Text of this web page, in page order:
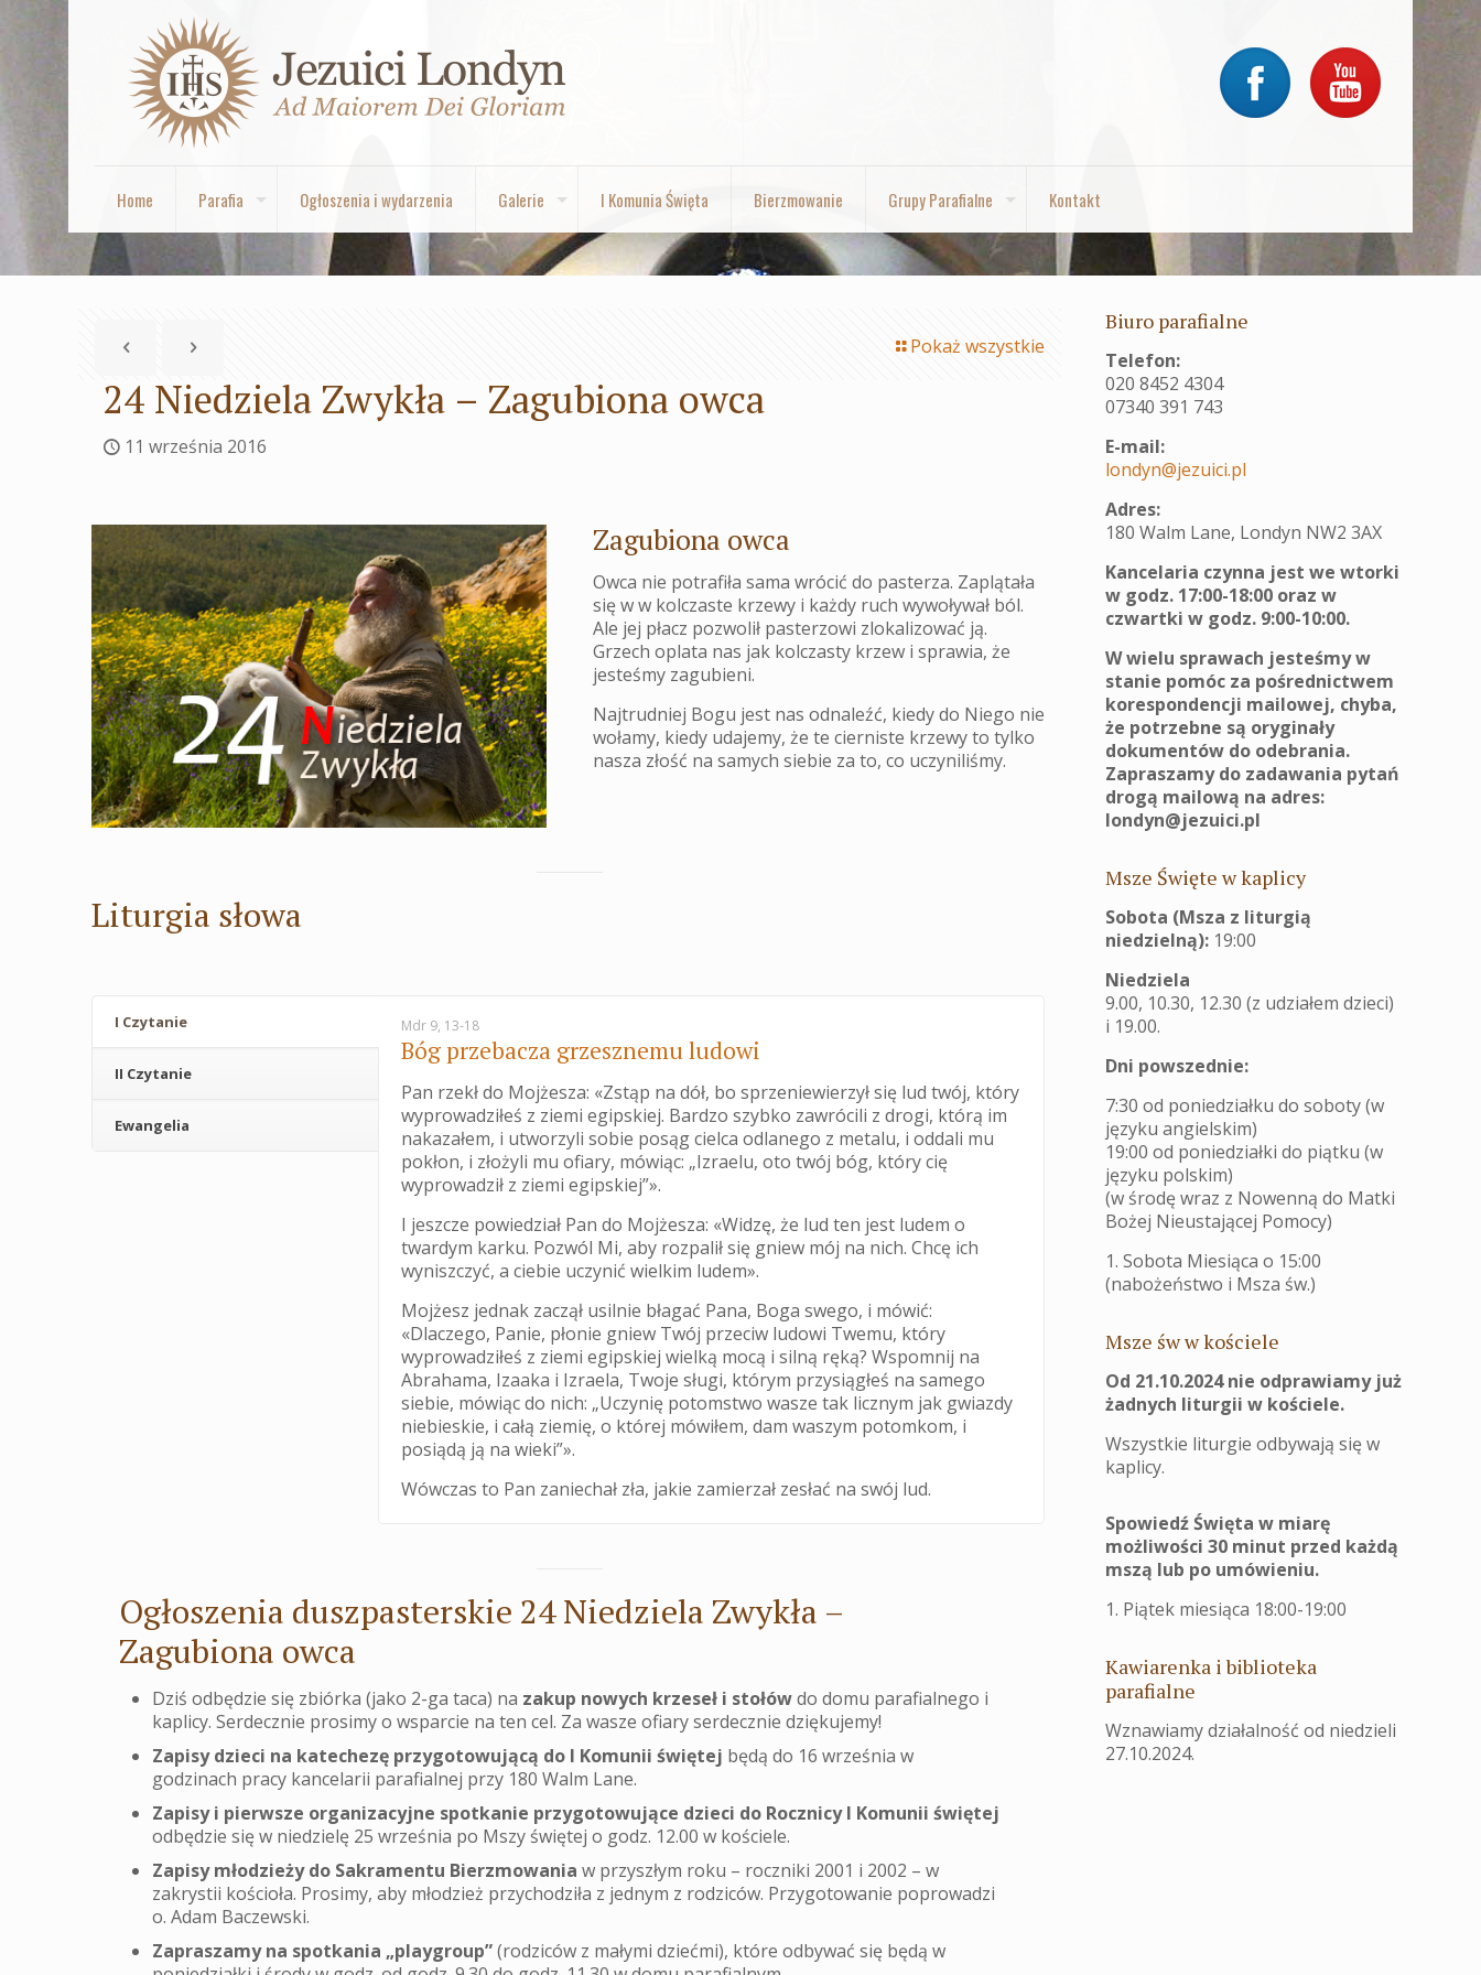
Home Parafia Ogłoszenia i wydarzenia Galerie I Komunia Święta Bierzmowanie Grupy Parafialne Kontakt
Pokaż wszystkie
24 Niedziela Zwykła – Zagubiona owca
11 września 2016
Zagubiona owca
Owca nie potrafiła sama wrócić do pasterza. Zaplątała
się w w kolczaste krzewy i każdy ruch wywoływał ból.
Ale jej płacz pozwolił pasterzowi zlokalizować ją.
Grzech oplata nas jak kolczasty krzew i sprawia, że
jesteśmy zagubieni.
Najtrudniej Bogu jest nas odnaleźć, kiedy do Niego nie
wołamy, kiedy udajemy, że te cierniste krzewy to tylko
nasza złość na samych siebie za to, co uczyniliśmy.
Liturgia słowa
I Czytanie
II Czytanie
Ewangelia
Mdr 9, 13-18
Bóg przebacza grzesznemu ludowi
Pan rzekł do Mojżesza: «Zstąp na dół, bo sprzeniewierzył się lud twój, który
wyprowadziłeś z ziemi egipskiej. Bardzo szybko zawrócili z drogi, którą im
nakazałem, i utworzyli sobie posąg cielca odlanego z metalu, i oddali mu
pokłon, i złożyli mu ofiary, mówiąc: „Izraelu, oto twój bóg, który cię
wyprowadził z ziemi egipskiej”».
I jeszcze powiedział Pan do Mojżesza: «Widzę, że lud ten jest ludem o
twardym karku. Pozwól Mi, aby rozpalił się gniew mój na nich. Chcę ich
wyniszczyć, a ciebie uczynić wielkim ludem».
Mojżesz jednak zaczął usilnie błagać Pana, Boga swego, i mówić:
«Dlaczego, Panie, płonie gniew Twój przeciw ludowi Twemu, który
wyprowadziłeś z ziemi egipskiej wielką mocą i silną ręką? Wspomnij na
Abrahama, Izaaka i Izraela, Twoje sługi, którym przysiągłeś na samego
siebie, mówiąc do nich: „Uczynię potomstwo wasze tak licznym jak gwiazdy
niebieskie, i całą ziemię, o której mówiłem, dam waszym potomkom, i
posiądą ją na wieki”».
Wówczas to Pan zaniechał zła, jakie zamierzał zesłać na swój lud.
Ogłoszenia duszpasterskie 24 Niedziela Zwykła –
Zagubiona owca
Dziś odbędzie się zbiórka (jako 2-ga taca) na zakup nowych krzeseł i stołówdo domu parafialnego i
kaplicy. Serdecznie prosimy o wsparcie na ten cel. Za wasze ofiary serdecznie dziękujemy!
Zapisy dzieci na katechezę przygotowującą do I Komunii świętej będą do 16 września w
godzinach pracy kancelarii parafialnej przy 180 Walm Lane.
Zapisy i pierwsze organizacyjne spotkanie przygotowujące dzieci do Rocznicy I Komunii świętej
odbędzie się w niedzielę 25 września po Mszy świętej o godz. 12.00 w kościele.
Zapisy młodzieży do Sakramentu Bierzmowania w przyszłym roku – roczniki 2001 i 2002 – w
zakrystii kościoła. Prosimy, aby młodzież przychodziła z jednym z rodziców. Przygotowanie poprowadzi
o. Adam Baczewski.
Zapraszamy na spotkania „playgroup”(rodziców z małymi dziećmi), które odbywać się będą w
Biuro parafialne
Telefon:
020 8452 4304
07340 391 743
E-mail:
londyn@jezuici.pl
Adres:
180 Walm Lane, Londyn NW2 3AX
Kancelaria czynna jest we wtorki
w godz. 17:00-18:00 oraz w
czwartki w godz. 9:00-10:00.
W wielu sprawach jesteśmy w
stanie pomóc za pośrednictwem
korespondencji mailowej, chyba,
że potrzebne są oryginały
dokumentów do odebrania.
Zapraszamy do zadawania pytań
drogą mailową na adres:
londyn@jezuici.pl
Msze Święte w kaplicy
Sobota (Msza z liturgią
niedzielną): 19:00
Niedziela
9.00, 10.30, 12.30 (z udziałem dzieci)
i 19.00.
Dni powszednie:
7:30 od poniedziałku do soboty (w
języku angielskim)
19:00 od poniedziałki do piątku (w
języku polskim)
(w środę wraz z Nowenną do Matki
Bożej Nieustającej Pomocy)
1. Sobota Miesiąca o 15:00
(nabożeństwo i Msza św.)
Msze św w kościele
Od 21.10.2024 nie odprawiamy już
żadnych liturgii w kościele.
Wszystkie liturgie odbywają się w
kaplicy.
Spowiedź Święta w miarę
możliwości 30 minut przed każdą
mszą lub po umówieniu.
1. Piątek miesiąca 18:00-19:00
Kawiarenka i biblioteka
parafialne
Wznawiamy działalność od niedzieli
27.10.2024.